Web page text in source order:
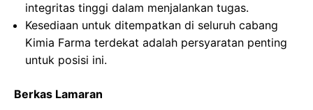
integritas tinggi dalam menjalankan tugas.
Kesediaan untuk ditempatkan di seluruh cabang
Kimia Farma terdekat adalah persyaratan penting
untuk posisi ini.
Berkas Lamaran